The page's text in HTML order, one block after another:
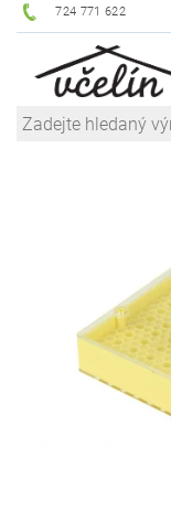
724 771 622